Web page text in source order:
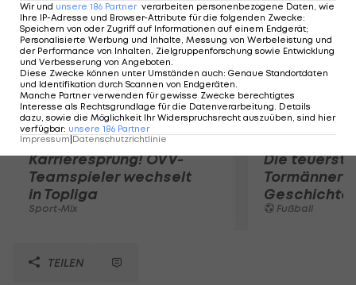
Karrieresprung! ÖVV-
Teamspieler wechselt
in Topliga
Sport-Mix
Die
Tormänner
Geschichte
Fußball
TEILEN
Wir und unsere 186 Partner verarbeiten personenbezogene Daten, wie
Ihre IP-Adresse und Browser-Attribute für die folgenden Zwecke:
Speichern von oder Zugriff auf Informationen auf einem Endgerät;
Personalisierte Werbung und Inhalte, Messung von Werbeleistung und
der Performance von Inhalten, Zielgruppenforschung sowie Entwicklung
und Verbesserung von Angeboten.
Diese Zwecke können unter Umständen auch: Genaue Standortdaten
und Identifikation durch Scannen von Endgeräten.
Manche Partner verwenden für gewisse Zwecke berechtigtes
Interesse als Rechtsgrundlage für die Datenverarbeitung. Details
dazu, sowie die Möglichkeit Ihr Widerspruchsrecht auszuüben, sind hier
verfügbar: unsere 186 Partner
Impressum Datenschutzrichtlinie